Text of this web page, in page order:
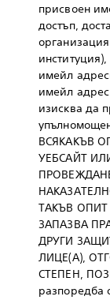
присвоен
достъп,
имейл
имейл
изисква да
ВСЯКАКЪВ
УЕБСАЙТ
ТАКЪВ
ЗАПАЗВА
ДРУГИ
ЛИЦЕ(А),
СТЕПЕН,
разпоредба